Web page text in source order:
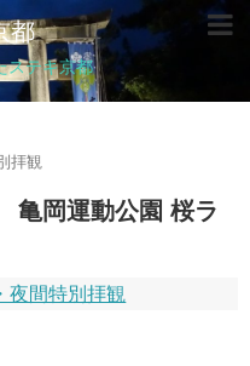
都
ステキ京都
拝観
岡運動公園 桜ラ
夜間特別拝観